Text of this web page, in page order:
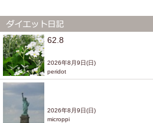
...
ら
62.8
2026年8月9日(日)
peridot
2026年8月9日(日)
microppi